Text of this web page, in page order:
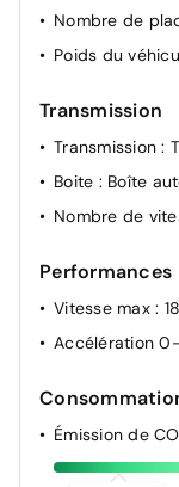
Nombre de
Poids du
Transmission
Transmission:
Boite : Boîte
Nombre de
Performances
Vitesse max :
Accélération
Émission de